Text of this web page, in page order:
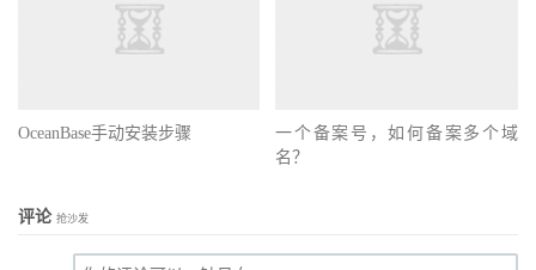
OceanBase手动安装步骤
一个备案号，如何备案多个域
名？
评论 抢沙发